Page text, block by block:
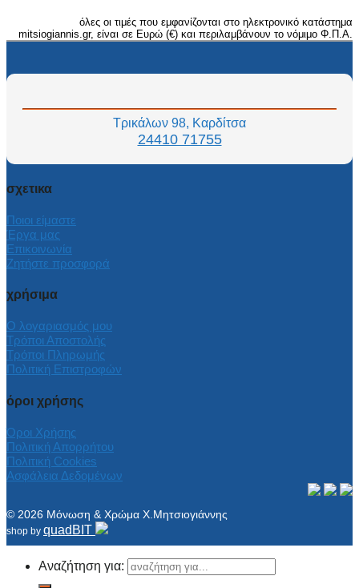
όλες οι τιμές που εμφανίζονται στο ηλεκτρονικό κατάστημα
mitsiogiannis.gr, είναι σε Ευρώ (€) και περιλαμβάνουν το νόμιμο Φ.Π.Α.
Τρικάλων 98, Καρδίτσα
24410 71755
σχετικα
Ποιοι είμαστε
Έργα μας
Επικοινωνία
Ζητήστε προσφορά
χρήσιμα
Ο λογαριασμός μου
Τρόποι Αποστολής
Τρόποι Πληρωμής
Πολιτική Επιστροφών
όροι χρήσης
Όροι Χρήσης
Πολιτική Απορρήτου
Πολιτική Cookies
Ασφάλεια Δεδομένων
© 2026 Μόνωση & Χρώμα Χ.Μητσιογιάννης
shop by quadBIT
Αναζήτηση για: